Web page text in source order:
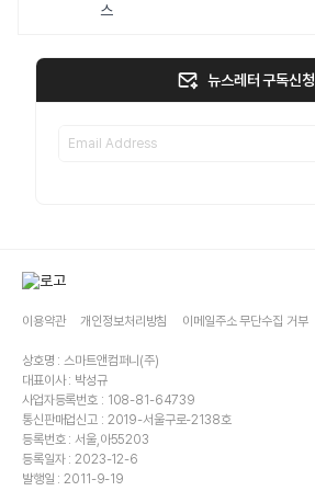
스
뉴스레터 구독신청
이용약관 개인정보처리방침 이메일주소 무단수집 거부
상호명 : 스마트앤컴퍼니(주)
대표이사 : 박성규
사업자등록번호 : 108-81-64739
통신판매업신고 : 2019-서울구로-2138호
등록번호 : 서울,아55203
등록일자 : 2023-12-6
발행일 : 2011-9-19